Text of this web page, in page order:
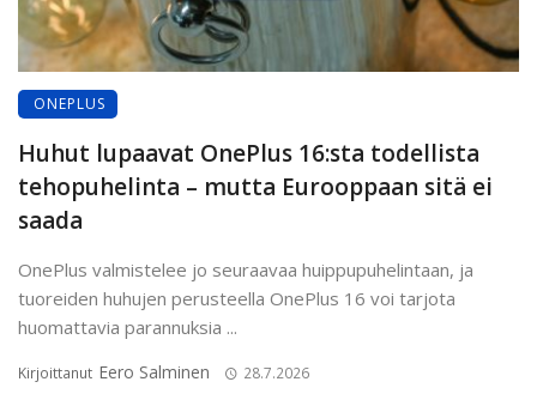
ONEPLUS
Huhut lupaavat OnePlus 16:sta todellista
tehopuhelinta – mutta Eurooppaan sitä ei
saada
OnePlus valmistelee jo seuraavaa huippupuhelintaan, ja
tuoreiden huhujen perusteella OnePlus 16 voi tarjota
huomattavia parannuksia ...
Kirjoittanut Eero Salminen 28.7.2026